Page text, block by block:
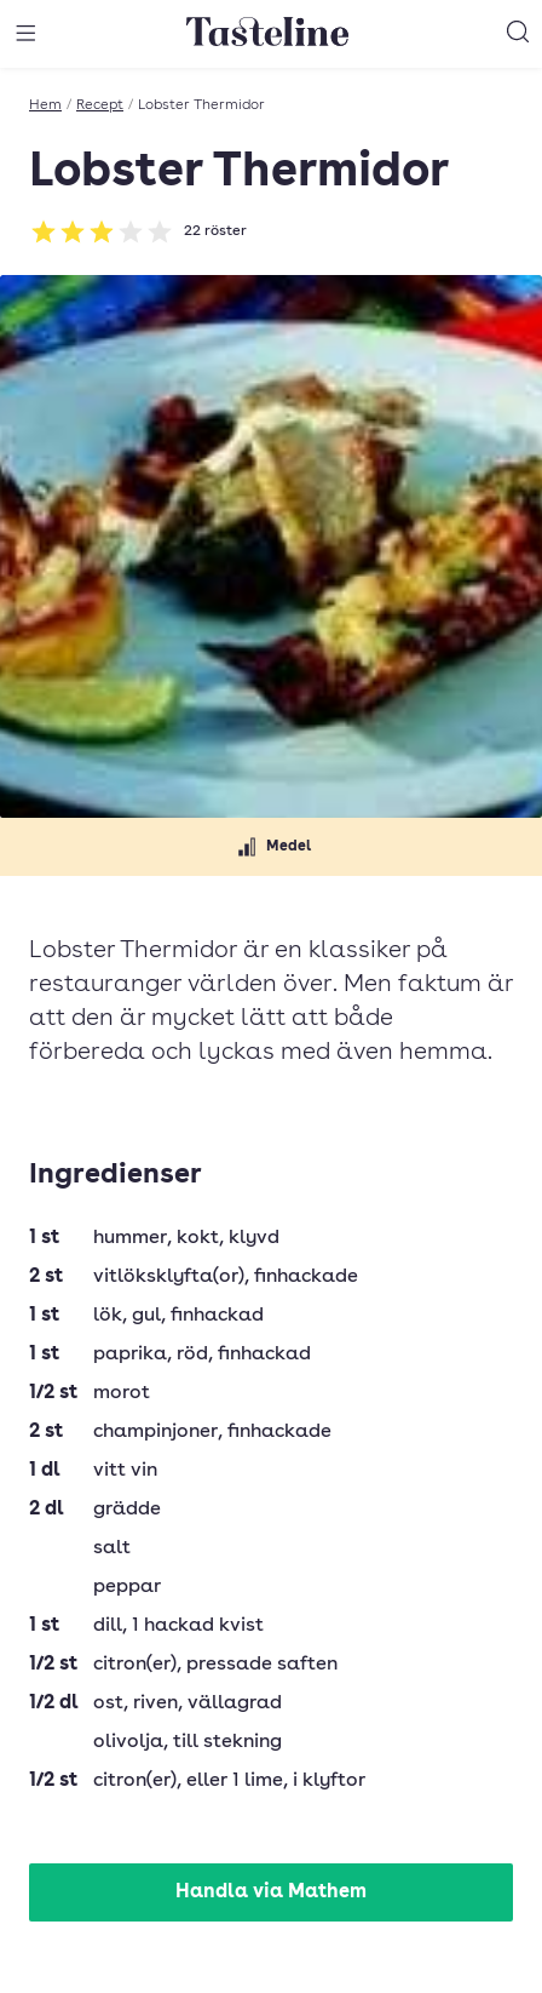
Till Tastelines startsida
Hem / Recept / Lobster Thermidor
Lobster Thermidor
Betyg: 2.95 av 5
22 röster
Medel
Lobster Thermidor är en klassiker på
restauranger världen över. Men faktum är
att den är mycket lätt att både
förbereda och lyckas med även hemma.
Ingredienser
1 st hummer, kokt, klyvd
2 st vitlöksklyfta(or), finhackade
1 st lök, gul, finhackad
1 st paprika, röd, finhackad
1/2 st
morot
2 st champinjoner, finhackade
1 dl
vitt vin
2 dl
grädde
salt
peppar
1 st dill, 1 hackad kvist
1/2 st citron(er), pressade saften
1/2 dl ost, riven, vällagrad
olivolja, till stekning
1/2 st citron(er), eller 1 lime, i klyftor
Handla via Mathem